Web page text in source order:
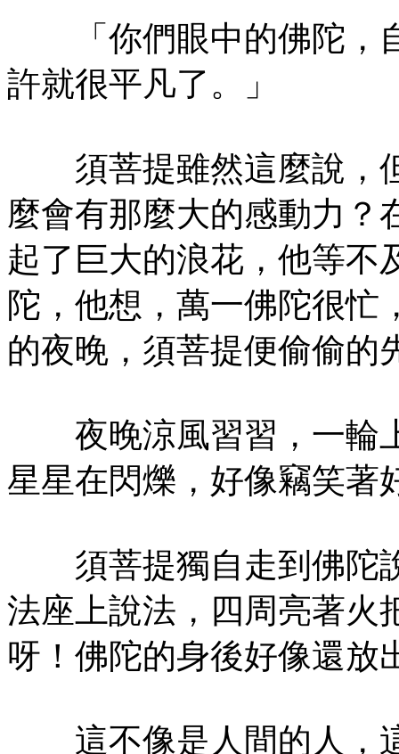
「你們眼中的佛陀，
許就很平凡了。」
須菩提雖然這麼說，
麼會有那麼大的感動力？
起了巨大的浪花，他等不
陀，他想，萬一佛陀很忙
的夜晚，須菩提便偷偷的
夜晚涼風習習，一輪
星星在閃爍，好像竊笑著
須菩提獨自走到佛陀
法座上說法，四周亮著火
呀！佛陀的身後好像還放
這不像是人間的人，